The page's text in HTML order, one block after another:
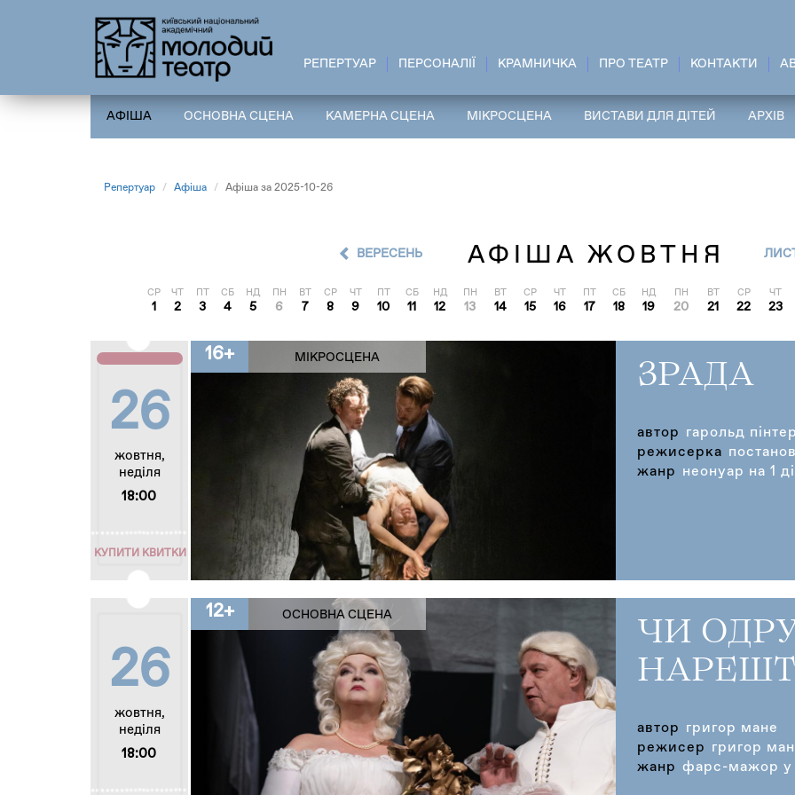
РЕПЕРТУАР ПЕРСОНАЛІЇ КРАМНИЧКА ПРО ТЕАТР КОНТАКТИ
АФІША ОСНОВНА СЦЕНА КАМЕРНА СЦЕНА МІКРОСЦЕНА ВИСТАВИ ДЛЯ ДІТЕЙ АРХІВ
Репертуар Афіша Афіша за 2025-10-26
АФІША ЖОВТНЯ
ВЕРЕСЕНЬ
СР
1
ЧТ
2
ПТ
3
СБ
4
НД
5
ПН
6
ВТ
7
СР
8
ЧТ
9
ПТ
10
СБ
11
НД
12
ПН
13
ВТ
14
СР
15
ЧТ
16
ПТ
17
СБ
18
НД
19
ПН
20
ВТ
21
СР
22
ЧТ
23
26
жовтня,
неділя
18:00
КУПИТИ КВИТКИ
16+ МІКРОСЦЕНА
ЗРАДА
автор
гарольд пінтер
режисерка
жанр
неонуар на 1
26
жовтня,
неділя
18:00
12+ ОСНОВНА СЦЕНА
ЧИ
автор
григор мане
режисер
григор
жанр фарс-мажор у